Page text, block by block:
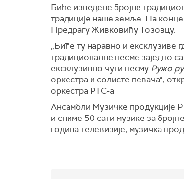
Биће изведене бројне
традиције наше земље. На
Предрагу Живковићу Тозовцу.
„Биће ту наравно и ексклузиве
традиционалне песме заједно
ексклузивно чути песму Ружо
оркестра и солисте певача“,
оркестра РТС-а.
Ансамбли Музичке продукције
и сниме 50 сати музике за
година телевизије, музичка